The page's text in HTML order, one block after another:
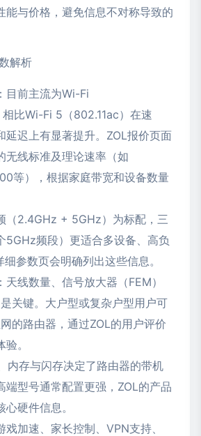
能与价格，避免信息不对称导致的
解析
：目前主流为Wi-Fi
比Wi-Fi 5（802.11ac）在速
延迟上有显著提升。ZOL报价页面
无线标准及理论速率（如
等），根据家庭带宽和设备数量
（2.4GHz + 5GHz）为标配，三
5GHz频段）更适合多设备、高负
参数页会明确列出这些信息。
：天线数量、信号放大器（FEM）
关键。大户型或复杂户型用户可
的路由器，通过ZOL的用户评价
。
内存与闪存决定了路由器的带机
端型号通常配置更强，ZOL的产品
硬件信息。
戏加速、家长控制、VPN支持、